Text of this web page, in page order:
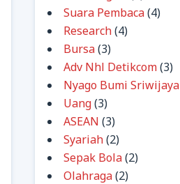
Suara Pembaca(4)
Research(4)
Bursa(3)
Adv Nhl Detikcom(3)
Nyago Bumi Sriwijaya
Uang(3)
ASEAN (3)
Syariah(2)
Sepak Bola(2)
Olahraga(2)